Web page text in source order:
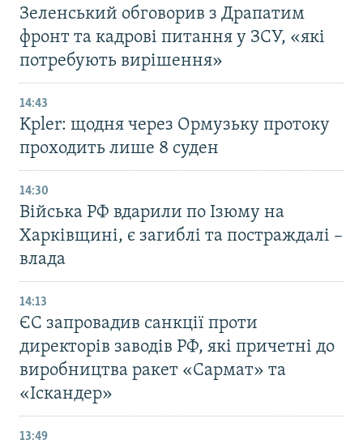
Зеленський обговорив з Драпатим
фронт та кадрові питання у ЗСУ, «які
потребують вирішення»
14:43
Kpler: щодня через Ормузьку протоку
проходить лише 8 суден
14:30
Війська РФ вдарили по Ізюму на
Харківщині, є загиблі та постраждалі –
влада
14:13
ЄС запровадив санкції проти
директорів заводів РФ, які причетні до
виробництва ракет «Сармат» та
«Іскандер»
13:49